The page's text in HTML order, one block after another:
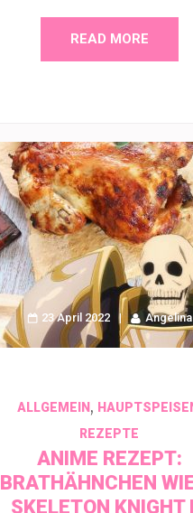
READ MORE
23 April 2022 Angelina
ALLGEMEIN,
REZEPTE
ANIME REZEPT:
BRATHÄHNCHEN
SKELETON KNIGHT